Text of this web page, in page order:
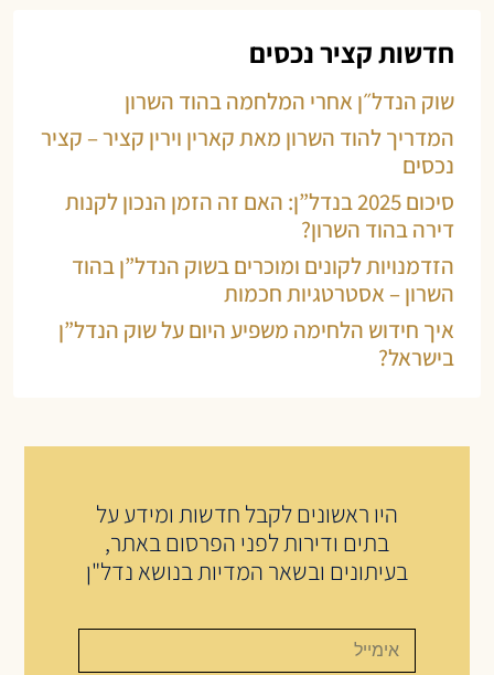
חדשות קציר נכסים
שוק הנדל״ן אחרי המלחמה בהוד השרון
המדריך להוד השרון מאת קארין וירין קציר – קציר
נכסים
סיכום 2025 בנדל”ן: האם זה הזמן הנכון לקנות
דירה בהוד השרון?
הזדמנויות לקונים ומוכרים בשוק הנדל”ן בהוד
השרון – אסטרטגיות חכמות
איך חידוש הלחימה משפיע היום על שוק הנדל”ן
בישראל?
היו ראשונים לקבל חדשות ומידע על
בתים ודירות לפני הפרסום באתר,
בעיתונים ובשאר המדיות בנושא נדל"ן